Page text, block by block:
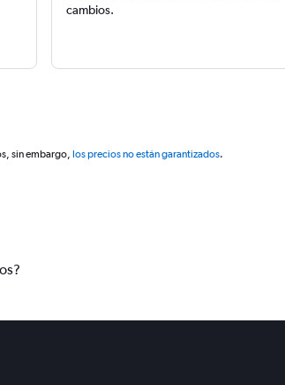
cambios.
sin embargo, los precios no están garantizados.